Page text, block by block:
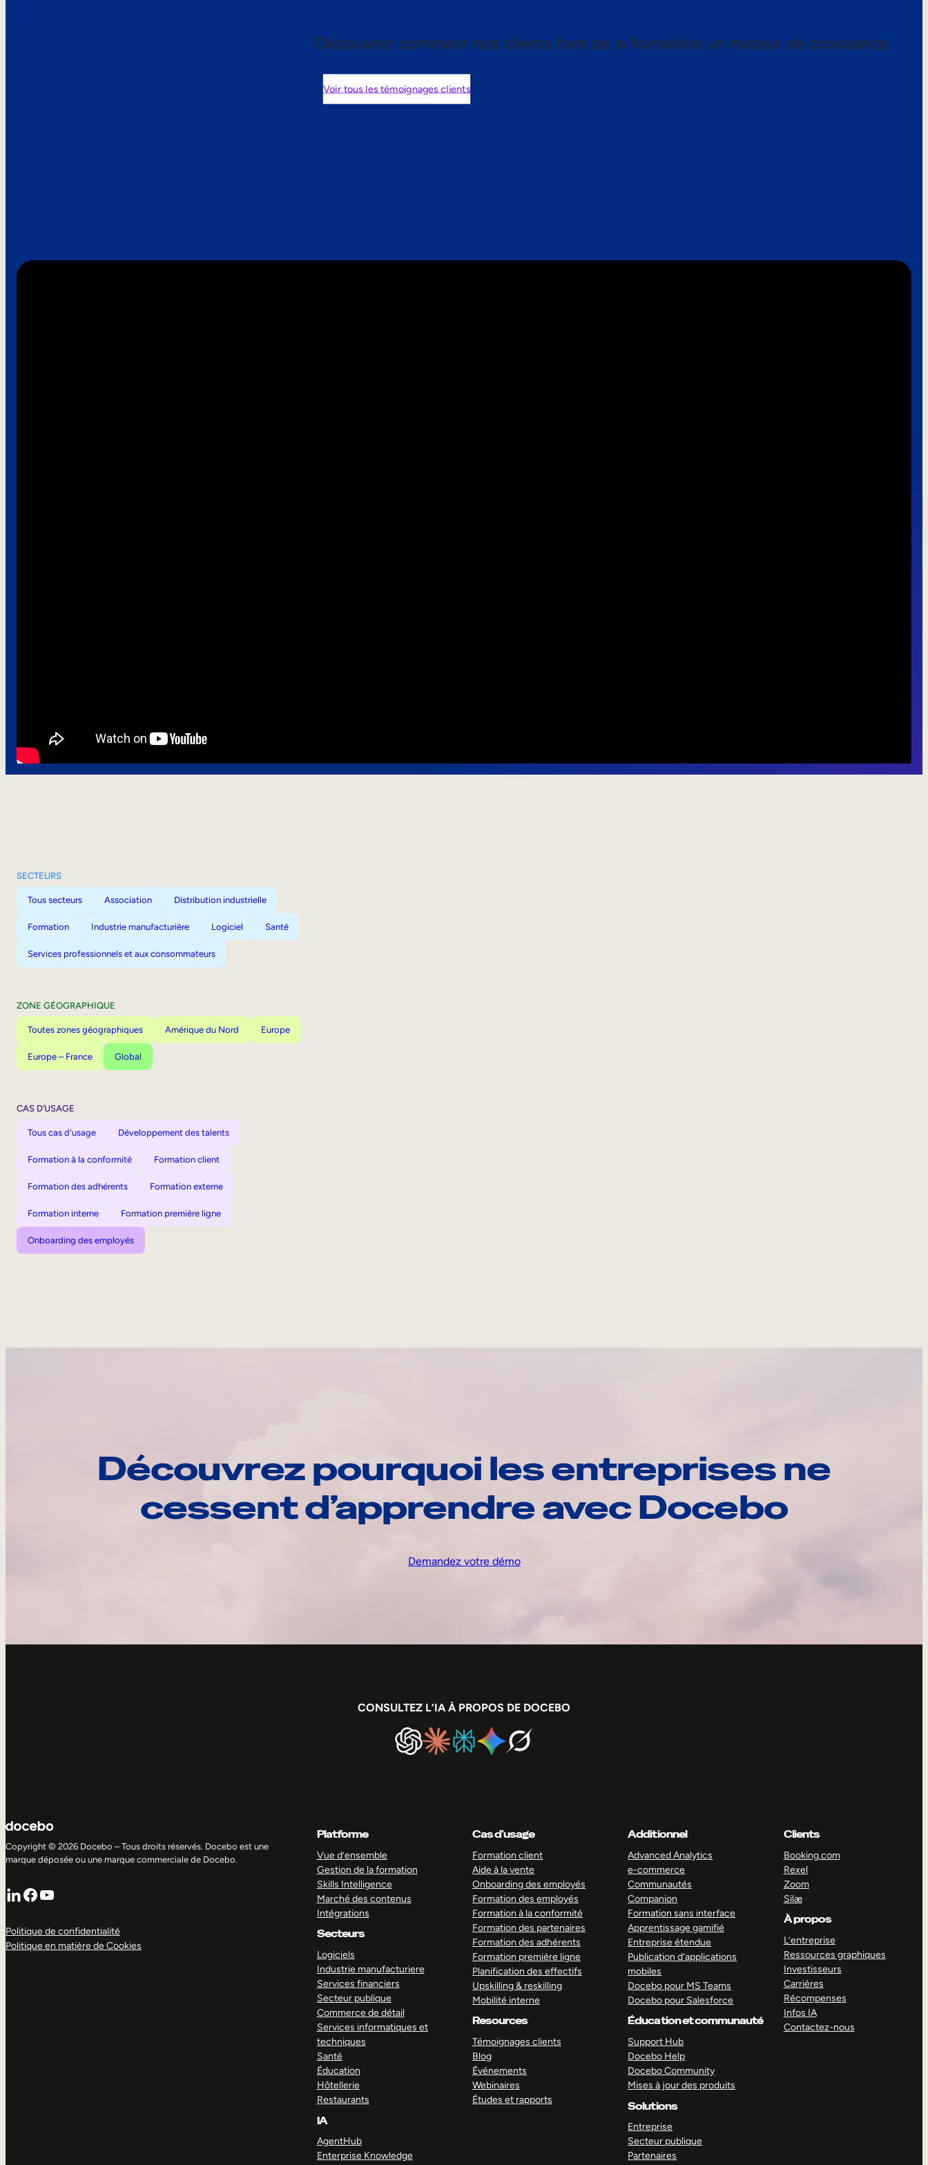
Découvrez comment nos clients font de la formation un moteur de croissance.
Voir tous les témoignages clients
SECTEURS
Tous secteurs Association Distribution industrielle
Formation Industrie manufacturière Logiciel Santé
Services professionnels et aux consommateurs
ZONE GÉOGRAPHIQUE
Toutes zones géographiques Amérique du Nord Europe
Europe – France Global
CAS D’USAGE
Tous cas d'usage Développement des talents
Formation à la conformité Formation client
Formation des adhérents Formation externe
Formation interne Formation première ligne
Onboarding des employés
Découvrez pourquoi les entreprises ne
cessent d’apprendre avec Docebo
Demandez votre démo
CONSULTEZ L’IA À PROPOS DE DOCEBO
Copyright © 2026 Docebo – Tous droits réservés. Docebo est une
marque déposée ou une marque commerciale de Docebo.
LinkedIn
Facebook
YouTube
Politique de confidentialité
Politique en matière de Cookies
Platforme
Vue d’ensemble
Gestion de la formation
Skills Intelligence
Marché des contenus
Intégrations
Secteurs
Logiciels
Industrie manufacturiere
Services financiers
Secteur publique
Commerce de détail
Services informatiques et
techniques
Santé
Éducation
Hôtellerie
Restaurants
IA
AgentHub
Enterprise Knowledge
Cas d’usage
Formation client
Aide à la vente
Onboarding des employés
Formation des employés
Formation à la conformité
Formation des partenaires
Formation des adhérents
Formation première ligne
Planification des effectifs
Upskilling & reskilling
Mobilité interne
Resources
Témoignages clients
Blog
Événements
Webinaires
Études et rapports
Additionnel
Advanced Analytics
e-commerce
Communautés
Companion
Formation sans interface
Apprentissage gamifié
Entreprise étendue
Publication d’applications
mobiles
Docebo pour MS Teams
Docebo pour Salesforce
Éducation et communauté
Support Hub
Docebo Help
Docebo Community
Mises à jour des produits
Solutions
Entreprise
Secteur publique
Partenaires
Clients
Booking.com
Rexel
Zoom
Silæ
À propos
L’entreprise
Ressources graphiques
Investisseurs
Carrières
Récompenses
Infos IA
Contactez-nous